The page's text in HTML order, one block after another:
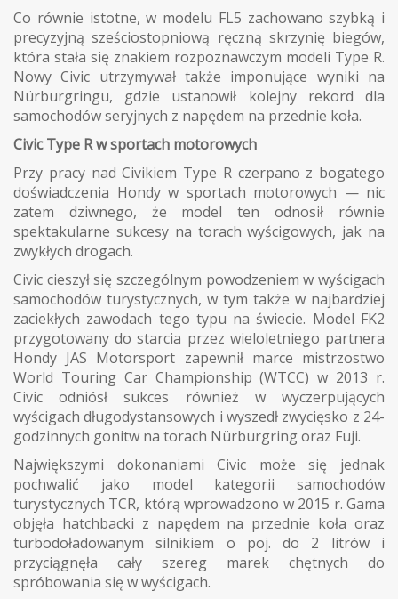
Co równie istotne, w modelu FL5 zachowano szybką i
precyzyjną sześciostopniową ręczną skrzynię biegów,
która stała się znakiem rozpoznawczym modeli Type R.
Nowy Civic utrzymywał także imponujące wyniki na
Nürburgringu, gdzie ustanowił kolejny rekord dla
samochodów seryjnych z napędem na przednie koła.
Civic Type R w sportach motorowych
Przy pracy nad Civikiem Type R czerpano z bogatego
doświadczenia Hondy w sportach motorowych — nic
zatem dziwnego, że model ten odnosił równie
spektakularne sukcesy na torach wyścigowych, jak na
zwykłych drogach.
Civic cieszył się szczególnym powodzeniem w wyścigach
samochodów turystycznych, w tym także w najbardziej
zaciekłych zawodach tego typu na świecie. Model FK2
przygotowany do starcia przez wieloletniego partnera
Hondy JAS Motorsport zapewnił marce mistrzostwo
World Touring Car Championship (WTCC) w 2013 r.
Civic odniósł sukces również w wyczerpujących
wyścigach długodystansowych i wyszedł zwycięsko z 24-
godzinnych gonitw na torach Nürburgring oraz Fuji.
Największymi dokonaniami Civic może się jednak
pochwalić jako model kategorii samochodów
turystycznych TCR, którą wprowadzono w 2015 r. Gama
objęła hatchbacki z napędem na przednie koła oraz
turbodoładowanym silnikiem o poj. do 2 litrów i
przyciągnęła cały szereg marek chętnych do
spróbowania się w wyścigach.